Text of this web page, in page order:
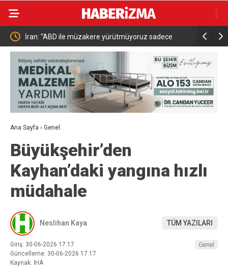
sadece
bulunuyoruz”
Kestel’de yollar yenilenip genişletiliyor
Ana Sayfa › Genel
Büyükşehir’den
Kayhan’daki yangına hızlı
müdahale
Neslihan Kaya TÜM YAZILARI
Giriş: 30-06-2026 17:17
Güncelleme: 30-06-2026 17:17
Kaynak: İHA
Genel